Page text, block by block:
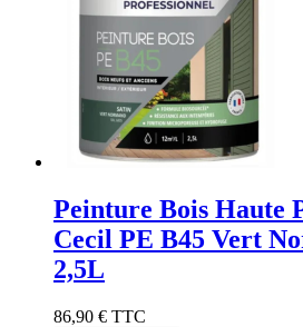
Peinture Bois Haute
Cecil PE B45 Vert
2,5L
86,90 € TTC